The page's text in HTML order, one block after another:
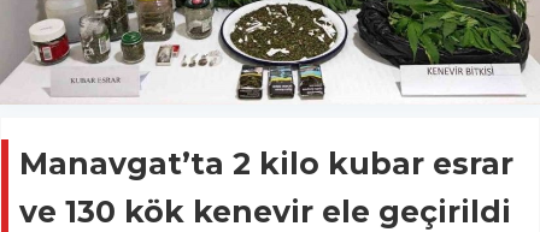
Manavgat’ta 2 kilo kubar esrar
ve 130 kök kenevir ele geçirildi